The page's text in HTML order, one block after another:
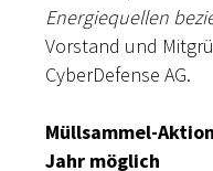
Energiequellen
Vorstand und
CyberDefense AG.
Müllsammel-
Jahr möglich